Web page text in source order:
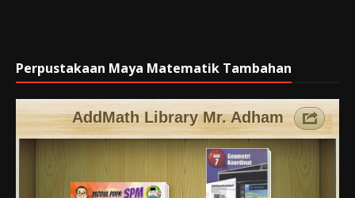
Perpustakaan Maya Matematik Tambahan